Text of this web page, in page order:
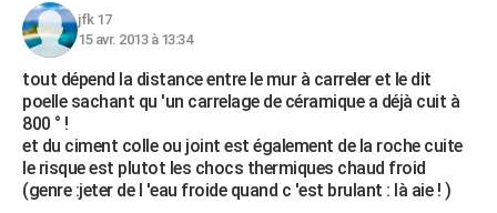
Bricolage
Lifestyle
Culture
Sport
Auto
Television
Voyage
Cinema
jfk 17
15 avr. 2013 à 13:34
tout dépend la distance entre le mur à carreler et le dit
poelle sachant qu 'un carrelage de céramique a déjà cuit à
800 ° !
et du ciment colle ou joint est également de la roche cuite
le risque est plutot les chocs thermiques chaud froid
(genre :jeter de l 'eau froide quand c 'est brulant : là aie ! )